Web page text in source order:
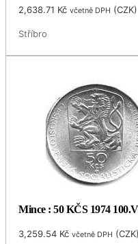
2,638.71 Kč včetně DPH (CZK)
Stříbro
Mince : 50 KČS 1974
3,259.54 Kč včetně DPH (CZK)